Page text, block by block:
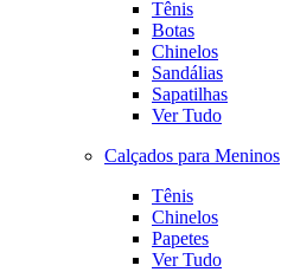
Tênis
Botas
Chinelos
Sandálias
Sapatilhas
Ver Tudo
Calçados para Meninos
Tênis
Chinelos
Papetes
Ver Tudo